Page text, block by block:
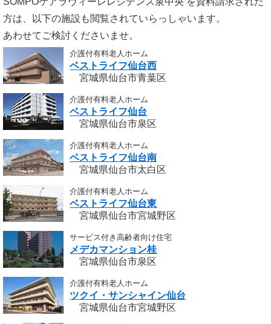
方は、以下の施設も閲覧されていらっしゃいます。
あわせてご検討くださいませ。
介護付有料老人ホーム
ベストライフ仙台西
宮城県仙台市青葉区
介護付有料老人ホーム
ベストライフ仙台
宮城県仙台市泉区
介護付有料老人ホーム
ベストライフ仙台南
宮城県仙台市太白区
介護付有料老人ホーム
ベストライフ仙台東
宮城県仙台市宮城野区
サービス付き高齢者向け住宅
メデカマンション桂
宮城県仙台市泉区
介護付有料老人ホーム
ツクイ・サンシャイン仙台
宮城県仙台市宮城野区